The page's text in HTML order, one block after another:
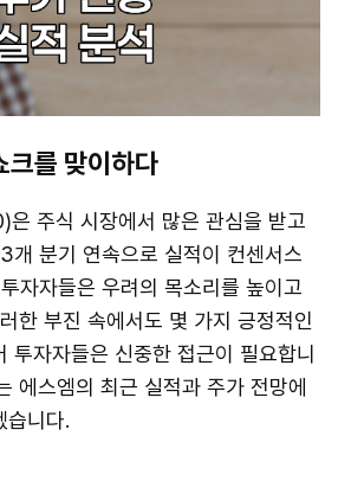
크를 맞이하다
주식 시장에서 많은 관심을 받고
개 분기 연속으로 실적이 컨센서스
자자들은 우려의 목소리를 높이고
한 부진 속에서도 몇 가지 긍정적인
투자자들은 신중한 접근이 필요합니
에스엠의 최근 실적과 주가 전망에
습니다.